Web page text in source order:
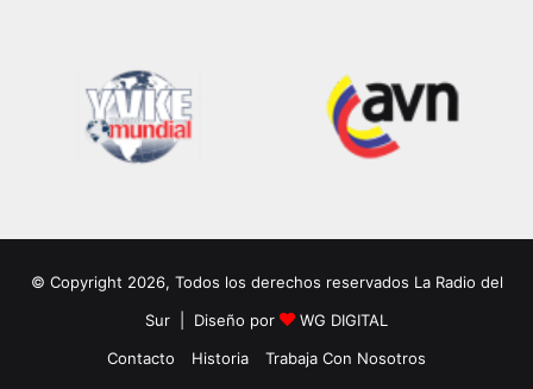
© Copyright 2026, Todos los derechos reservados La Radio del
Sur | Diseño por
WG DIGITAL
Contacto
Historia Trabaja Con Nosotros